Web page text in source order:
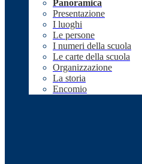
Panoramica
Presentazione
I luoghi
Le persone
I numeri della scuola
Le carte della scuola
Organizzazione
La storia
Encomio